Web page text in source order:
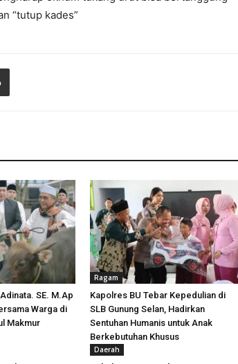
“tutup kades”
SE. M.Ap
Warga di
Makmur
Ragam
Kapolres BU Tebar Kepedulian di
SLB Gunung Selan, Hadirkan
Sentuhan Humanis untuk Anak
Berkebutuhan Khusus
Daerah